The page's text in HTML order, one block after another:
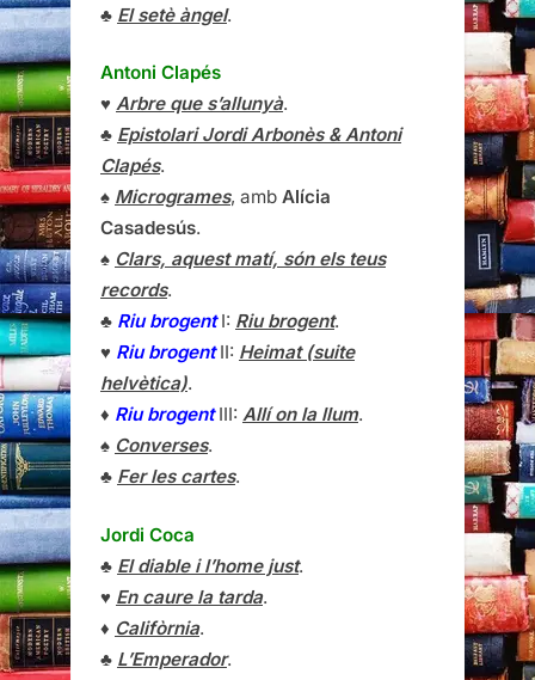
♣ El setè àngel.
Antoni Clapés
♥ Arbre que s’allunyà.
♣ Epistolari Jordi Arbonès & Antoni
Clapés.
♠ Microgrames, amb Alícia
Casadesús.
♠ Clars, aquest matí, són els teus
records.
♣ Riu brogentI: Riu brogent.
♥ Riu brogentII: Heimat (suite
helvètica).
♦ Riu brogentIII: Allí on la llum.
♠ Converses.
♣ Fer les cartes.
Jordi Coca
♣ El diable i l’home just.
♥ En caure la tarda.
♦ Califòrnia.
♣ L’Emperador.